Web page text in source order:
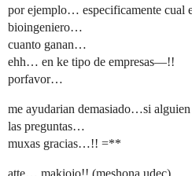
por ejemplo… especificamente cual
bioingeniero…
cuanto ganan…
ehh… en ke tipo de empresas—!!
porfavor…
me ayudarian demasiado…si
las preguntas…
muxas gracias…!! =**
atte… makiojo!! (meshona udec)